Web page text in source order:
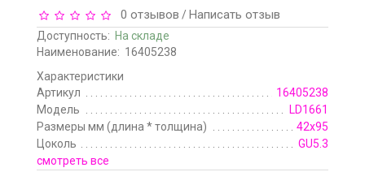
0 отзывов /Написать отзыв
Доступность: На складе
Наименование: 16405238
Характеристики
Артикул
16405238
Модель
LD1661
Размеры мм (длина * толщина)
42x95
Цоколь
GU5.3
смотреть все